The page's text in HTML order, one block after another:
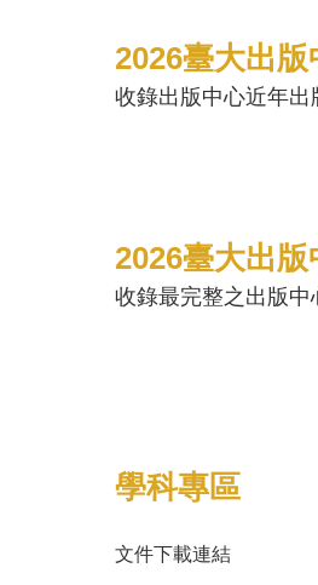
2026臺大出
收錄出版中心近年
2026臺大出
收錄最完整之出版
學科專區
文件下載連結